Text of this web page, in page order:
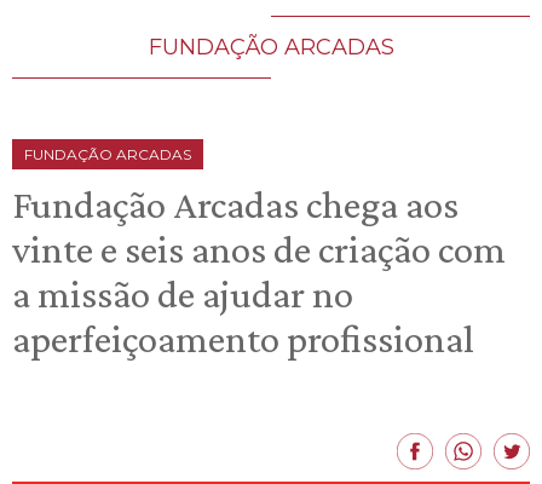
FUNDAÇÃO ARCADAS
FUNDAÇÃO ARCADAS
Fundação Arcadas chega aos
vinte e seis anos de criação com
a missão de ajudar no
aperfeiçoamento profissional